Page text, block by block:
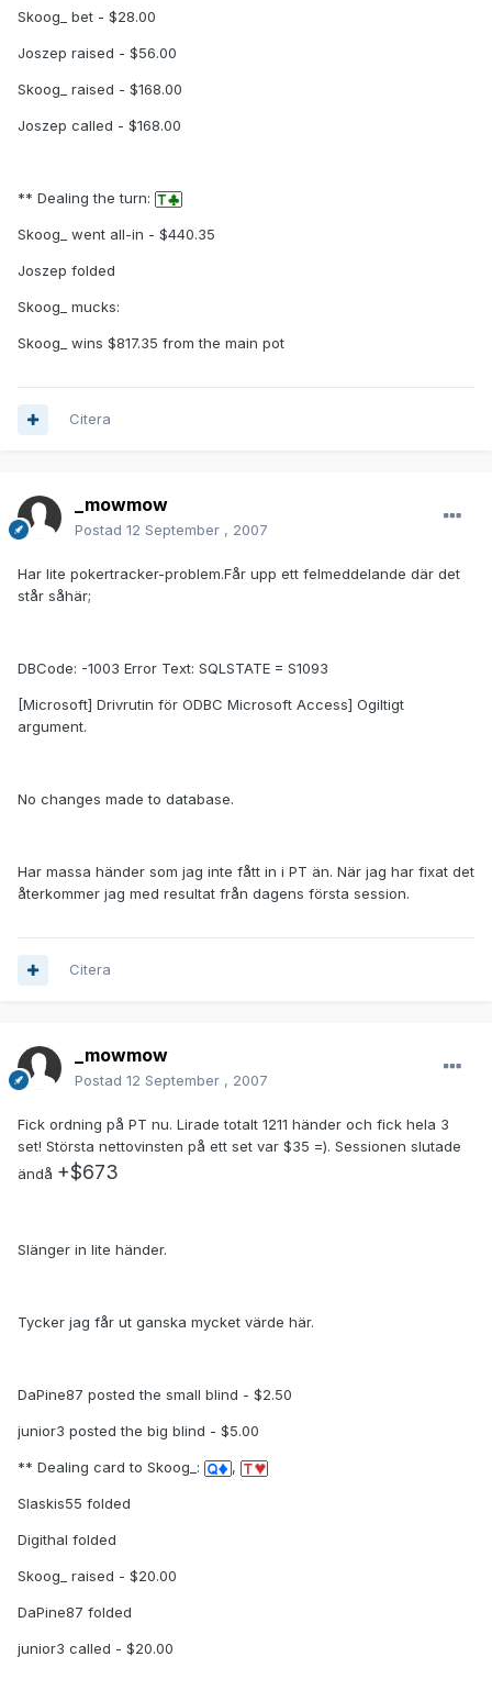
Skoog_ bet - $28.00
Joszep raised - $56.00
Skoog_ raised - $168.00
Joszep called - $168.00
** Dealing the turn:
Skoog_ went all-in - $440.35
Joszep folded
Skoog_ mucks:
Skoog_ wins $817.35 from the main pot
Citera
_mowmow
Postad 12 September , 2007
Har lite pokertracker-problem.Får upp ett felmeddelande där det
står såhär;
DBCode: -1003 Error Text: SQLSTATE = S1093
[Microsoft] Drivrutin för ODBC Microsoft Access] Ogiltigt
argument.
No changes made to database.
Har massa händer som jag inte fått in i PT än. När jag har fixat det
återkommer jag med resultat från dagens första session.
Citera
_mowmow
Postad 12 September , 2007
Fick ordning på PT nu. Lirade totalt 1211 händer och fick hela 3
set! Största nettovinsten på ett set var $35 =). Sessionen slutade
ändå +$673
Slänger in lite händer.
Tycker jag får ut ganska mycket värde här.
DaPine87 posted the small blind - $2.50
junior3 posted the big blind - $5.00
** Dealing card to Skoog_: ,
Slaskis55 folded
Digithal folded
Skoog_ raised - $20.00
DaPine87 folded
junior3 called - $20.00